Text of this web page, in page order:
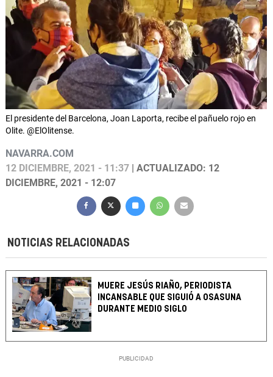
El presidente del Barcelona, Joan Laporta, recibe el pañuelo rojo en
Olite. @ElOlitense.
NAVARRA.COM
12 DICIEMBRE, 2021 - 11:37 | ACTUALIZADO: 12
DICIEMBRE, 2021 - 12:07
NOTICIAS RELACIONADAS
MUERE JESÚS RIAÑO, PERIODISTA
INCANSABLE QUE SIGUIÓ A OSASUNA
DURANTE MEDIO SIGLO